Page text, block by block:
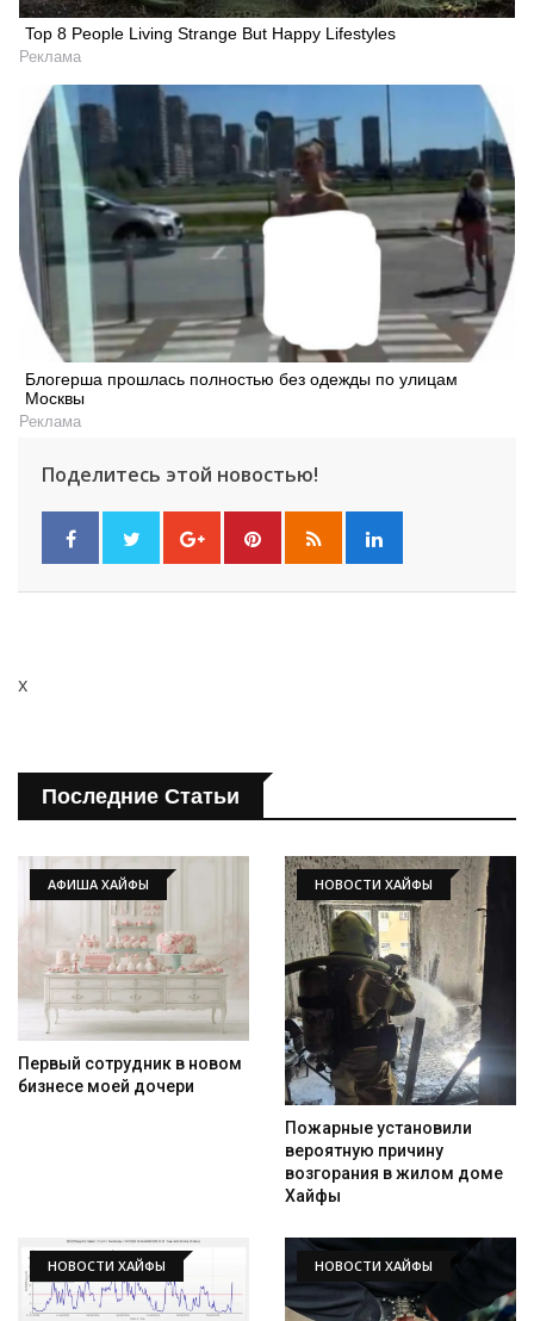
Искать
Top 8 People Living Strange But Happy Lifestyles
Реклама
Блогерша прошлась полностью без одежды по улицам
Москвы
Реклама
Поделитесь этой новостью!
x
Последние Статьи
АФИША ХАЙФЫ
Первый сотрудник в новом
бизнесе моей дочери
НОВОСТИ ХАЙФЫ
Пожарные установили
вероятную причину
возгорания в жилом доме
Хайфы
НОВОСТИ ХАЙФЫ НОВОСТИ ХАЙФЫ